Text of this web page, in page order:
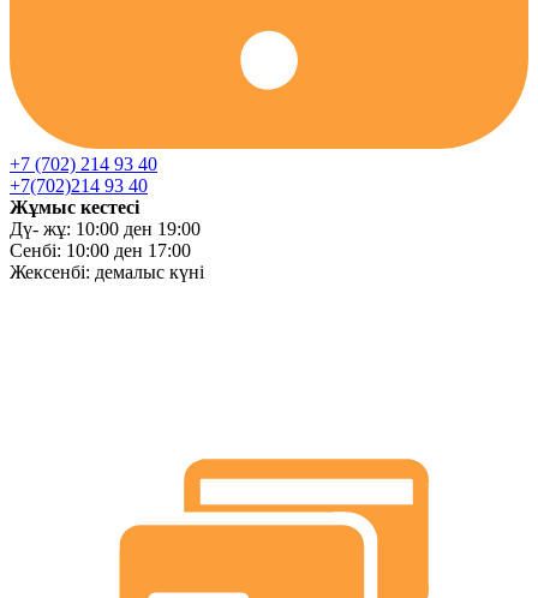
+7 (702) 214 93 40
+7(702)214 93 40
Жұмыс кестесі
Дү- жұ: 10:00 ден 19:00
Сенбі: 10:00 ден 17:00
Жексенбі: демалыс күні